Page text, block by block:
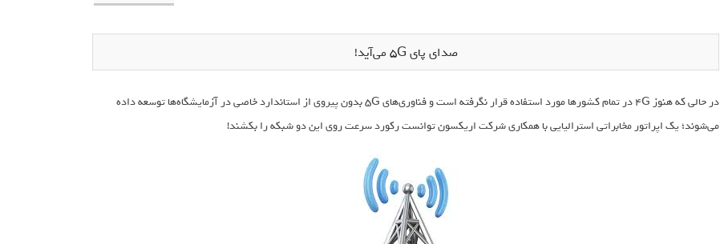
صدای پای 5G می‌آید!
در حالی که هنوز 4G در تمام کشورها مورد استفاده قرار نگرفته است و فناوری‌های 5G بدون پیروی از استاندارد خاصی در آزمایشگاه‌ها توسعه داده
می‌شوند؛ یک اپراتور مخابراتی استرالیایی با همکاری شرکت اریکسون توانست رکورد سرعت روی این دو شبکه را بکشند!